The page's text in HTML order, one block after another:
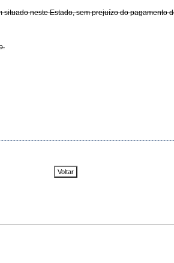
neste Estado, sem prejuízo do